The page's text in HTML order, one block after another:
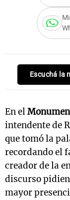
Escuchá la
En el
intendente de
que tomó la
recordando el
creador de la
discurso
mayor